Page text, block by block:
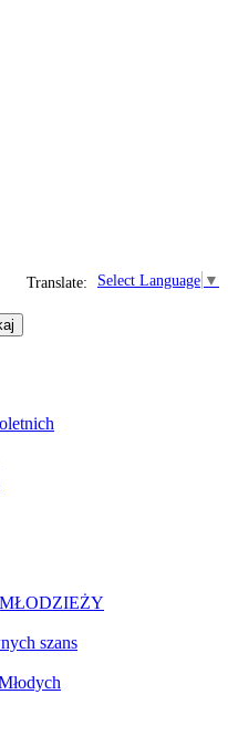
Select Language ▼
Translate:
szans